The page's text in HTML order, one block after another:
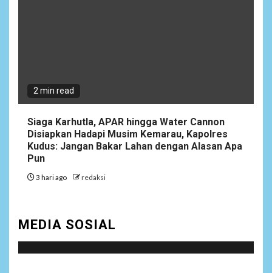
2 min read
Siaga Karhutla, APAR hingga Water Cannon
Disiapkan Hadapi Musim Kemarau, Kapolres
Kudus: Jangan Bakar Lahan dengan Alasan Apa
Pun
3 hari ago redaksi
MEDIA SOSIAL
Prabowo
Istri AKP Padlun Alfitri Minta
Satreskrim Polres Batu Bara